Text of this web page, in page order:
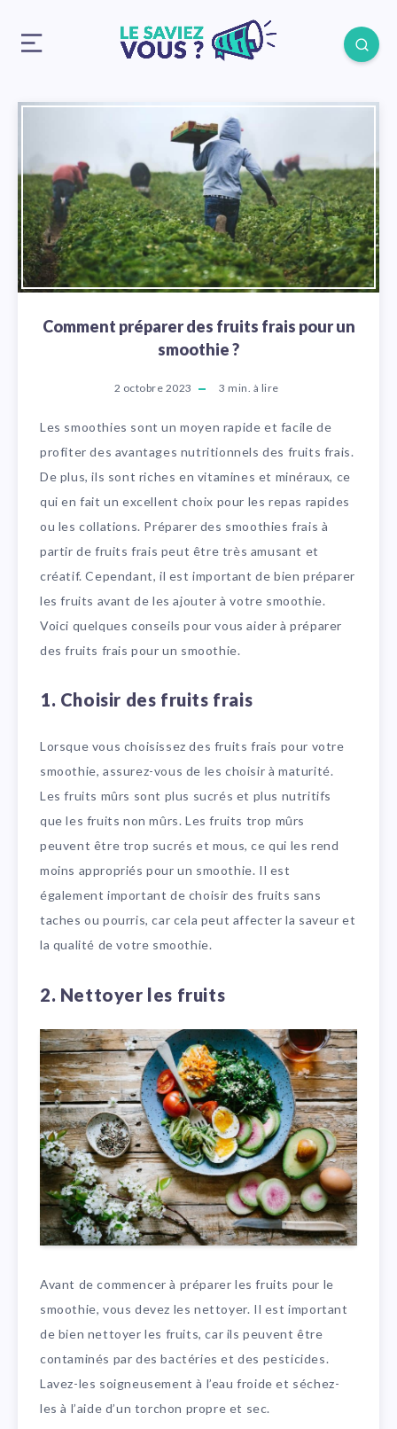
Comment préparer des fruits frais pour un
smoothie ?
2 octobre 2023 3 min. à lire
Les smoothies sont un moyen rapide et facile de
profiter des avantages nutritionnels des fruits frais.
De plus, ils sont riches en vitamines et minéraux, ce
qui en fait un excellent choix pour les repas rapides
ou les collations. Préparer des smoothies frais à
partir de fruits frais peut être très amusant et
créatif. Cependant, il est important de bien préparer
les fruits avant de les ajouter à votre smoothie.
Voici quelques conseils pour vous aider à préparer
des fruits frais pour un smoothie.
1. Choisir des fruits frais
Lorsque vous choisissez des fruits frais pour votre
smoothie, assurez-vous de les choisir à maturité.
Les fruits mûrs sont plus sucrés et plus nutritifs
que les fruits non mûrs. Les fruits trop mûrs
peuvent être trop sucrés et mous, ce qui les rend
moins appropriés pour un smoothie. Il est
également important de choisir des fruits sans
taches ou pourris, car cela peut affecter la saveur et
la qualité de votre smoothie.
2. Nettoyer les fruits
Avant de commencer à préparer les fruits pour le
smoothie, vous devez les nettoyer. Il est important
de bien nettoyer les fruits, car ils peuvent être
contaminés par des bactéries et des pesticides.
Lavez-les soigneusement à l’eau froide et séchez-
les à l’aide d’un torchon propre et sec.